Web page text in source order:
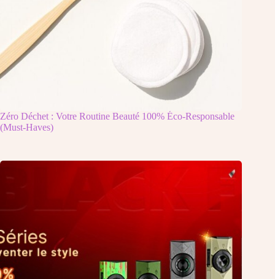
Zéro Déchet : Votre Routine Beauté 100% Éco-Responsable
(Must-Haves)